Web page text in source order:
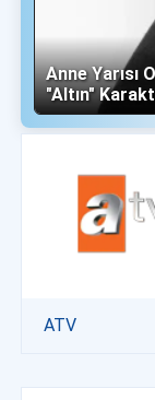
Anne Yarısı
"Altın"
ATV